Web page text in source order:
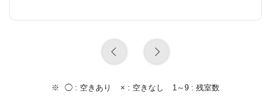
◯ : 空きあり × : 空きなし 1～9 : 残室数